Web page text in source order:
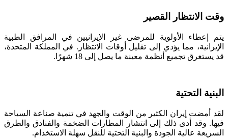
وقت الانتظار القصير
يتم إعطاء الأولوية للمرضى غير الإيرانيين في المرافق الطبية
الإيرانية، مما يؤدي إلى تقليل أوقات الانتظار. في المملكة المتحدة،
قد يستغرق تجميع أنظمة معينة ما يصل إلى 18 شهرًا.
البنية التحتية
لقد أمضت إيران الكثير من الوقت والجهد في تنمية صناعة السياحة
فيها. وقد أدى ذلك إلى انتشار المطارات الضخمة والفنادق والطرق
السريعة عالية الجودة والبنية التحتية للنقل سهلة الاستخدام.